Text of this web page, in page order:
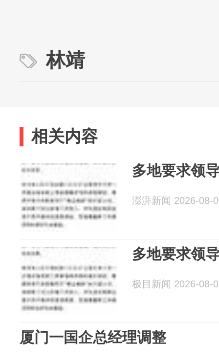
林靖
相关内容
多地要求领
澎湃新闻 2026-08-
多地要求领
极目新闻 2026-08-
厦门一国企总经理调整